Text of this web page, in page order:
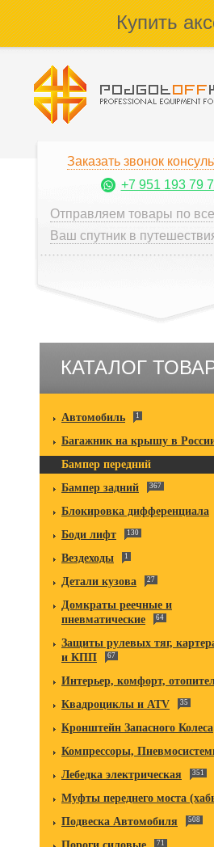
Купить
Заказать звонок
+7 951 193 79
Отправляем товары по
Ваш спутник в
КАТАЛОГ
Автомобиль 1
Багажник на крышу в
Бампер передний
Бампер задний
367
Блокировка дифференциала
Боди лифт 130
Вездеходы 1
Детали кузова 27
Домкраты реечные и
пневматические
64
Защиты рулевых тяг,
и КПП
67
Интерьер, комфорт,
Квадроциклы и ATV 35
Кронштейн Запасного Колеса
Компрессоры,
Лебедка электрическая 351
Муфты переднего моста
Подвеска Автомобиля 508
71